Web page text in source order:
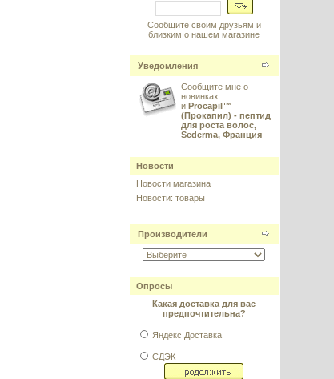
Сообщите своим друзьям и
близким о нашем магазине
Уведомления
Сообщите мне о
новинках
и Procapil™
(Прокапил) - пептид
для роста волос,
Sederma, Франция
Новости
Новости магазина
Новости: товары
Производители
Опросы
Какая доставка для вас
предпочтительна?
Яндекс.Доставка
СДЭК